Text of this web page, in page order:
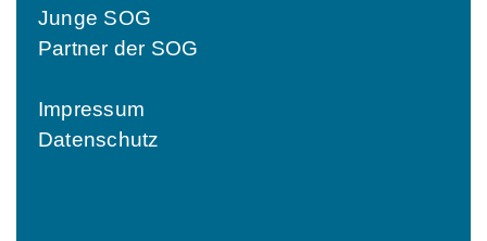
Junge SOG
Partner der SOG
Impressum
Datenschutz